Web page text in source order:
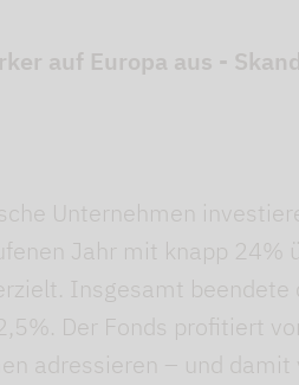
auf Europa aus -
Unternehmen
Jahr mit knapp 24%
Insgesamt
Der Fonds profitiert
adressieren – und damit